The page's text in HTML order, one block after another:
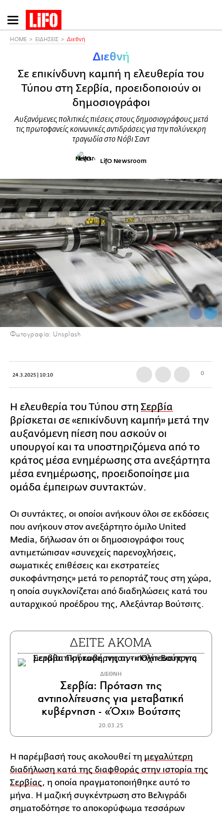
Παράκαμψη
προς
HOME ΕΙΔΗΣΕΙΣ Διεθνή
Διεθνή
Σε επικίνδυνη καμπή η ελευθερία του
Τύπου στη Σερβία, προειδοποιούν οι
δημοσιογράφοι
Αυξανόμενες πολιτικές πιέσεις στους δημοσιογράφους μετά
τις πρωτοφανείς κοινωνικές αντιδράσεις για την πολύνεκρη
τραγωδία στο Νόβι Σαντ
LifO Newsroom
Φωτογραφία: Unsplash
24.3.2025 | 10:10 0
Η ελευθερία του Τύπου στη Σερβία
βρίσκεται σε «επικίνδυνη καμπή» μετά την
αυξανόμενη πίεση που ασκούν οι
υπουργοί και τα υποστηριζόμενα από το
κράτος μέσα ενημέρωσης στα ανεξάρτητα
μέσα ενημέρωσης, προειδοποίησε μια
ομάδα έμπειρων συντακτών.
Οι συντάκτες, οι οποίοι ανήκουν όλοι σε εκδόσεις
που ανήκουν στον ανεξάρτητο όμιλο United
Media, δήλωσαν ότι οι δημοσιογράφοι τους
αντιμετώπισαν «συνεχείς παρενοχλήσεις,
σωματικές επιθέσεις και εκστρατείες
συκοφάντησης» μετά το ρεπορτάζ τους στη χώρα,
η οποία συγκλονίζεται από διαδηλώσεις κατά του
αυταρχικού προέδρου της, Αλεξάνταρ Βούτσιτς.
ΔΕΙΤΕ ΑΚΟΜΑ
ΔΙΕΘΝΗ
Σερβία: Πρόταση της
αντιπολίτευσης για μεταβατική
κυβέρνηση - «Όχι» Βούτσιτς
20.03.25
Η παρέμβασή τους ακολουθεί τη μεγαλύτερη
διαδήλωση κατά της διαφθοράς στην ιστορία της
Σερβίας, η οποία πραγματοποιήθηκε αυτό το
μήνα. Η μαζική συγκέντρωση στο Βελιγράδι
σηματοδότησε το αποκορύφωμα τεσσάρων